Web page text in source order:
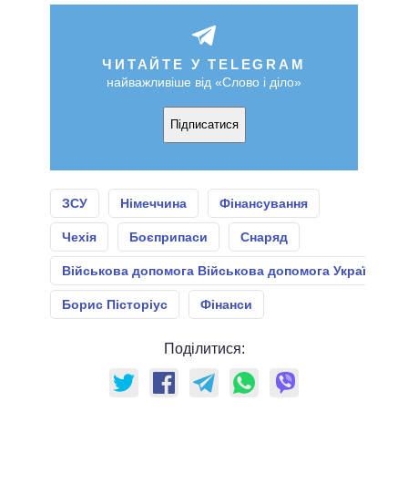
ЧИТАЙТЕ У TELEGRAM
найважливіше від «Слово і діло»
Підписатися
ЗСУ Німеччина Фінансування
Чехія Боєприпаси Снаряд
Військова допомога Військова допомога Україні
Борис Пісторіус Фінанси
Поділитися: